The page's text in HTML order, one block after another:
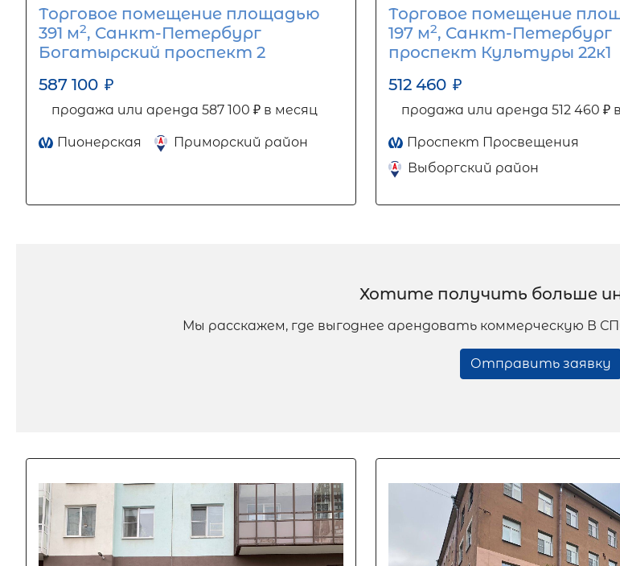
Торговое помещение площадью
391 м2, Санкт-Петербург
Богатырский проспект 2
587 100 ₽
продажа или аренда 587 100 ₽ в месяц
Пионерская Приморский район
Торговое помещение
197 м2, Санкт-Петербург
проспект Культуры 22к1
512 460 ₽
продажа или аренда 512 460 ₽
Проспект Просвещения
Выборгский район
Хотите получить больше
Мы расскажем, где выгоднее арендовать коммерческую В
Отправить заявку